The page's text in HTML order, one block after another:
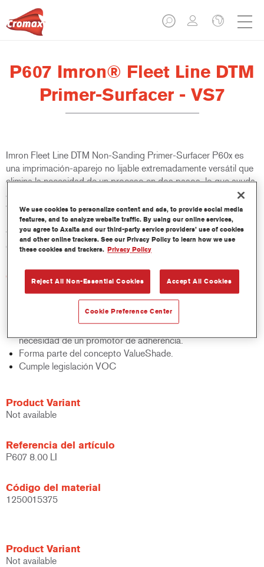
P607 Imron® Fleet Line DTM
Primer-Surfacer - VS7
Imron Fleet Line DTM Non-Sanding Primer-Surfacer P60x es
una imprimación-aparejo no lijable extremadamente versátil que
elimina la necesidad de un proceso en dos pasos, lo que ayuda
a aumentar la productividad del proceso de repintado de
vehículos comerciales. Se puede aplicar directamente sobre
una amplia gama de metales. Es adecuado para su uso con
todos los acabados de la línea Imron Fleet Line y base bicapa
de Cromax.
Características del producto
Ayuda a aumentar la productividad.
Se puede aplicar directamente sobre metal.
Ofrece una amplia variedad de aplicaciones.
Se puede usar sobre los plásticos más comunes sin
necesidad de un promotor de adherencia.
Forma parte del concepto ValueShade.
Cumple legislación VOC
Product Variant
Not available
Referencia del artículo
P607 8.00 LI
Código del material
1250015375
Product Variant
Not available
We use cookies to personalize content and ads, to provide social media
features, and to analyze website traffic. By using our online services,
you agree to Axalta and our third-party service providers’ use of cookies
and other online trackers. See our Privacy Policy to learn how we use
these cookies and trackers. Privacy Policy
Reject All Non-Essential Cookies Accept All Cookies
Cookie Preference Center